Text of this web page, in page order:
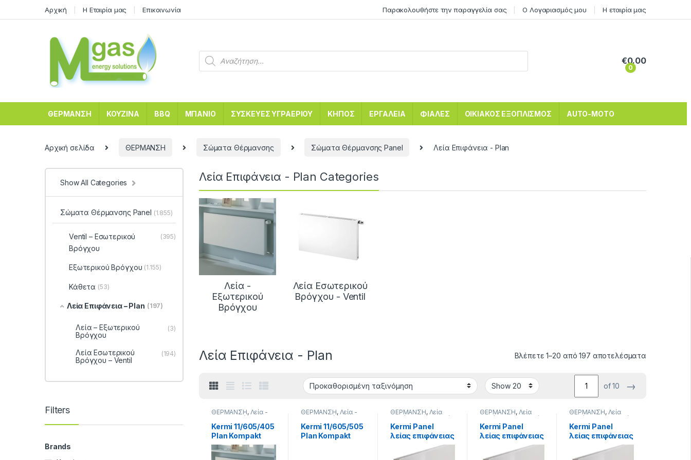
Αρχική Η Εταιρία μας Επικοινωνία Παρακολουθήστε την παραγγελία σας Ο Λογαριασμός μου Η εταιρία μας
0
€0.00
ΘΕΡΜΑΝΣΗ ΚΟΥΖΙΝΑ BBQ ΜΠΑΝΙΟ ΣΥΣΚΕΥΕΣ ΥΓΡΑΕΡΙΟΥ ΚΗΠΟΣ ΕΡΓΑΛΕΙΑ ΦΙΑΛΕΣ ΟΙΚΙΑΚΟΣ ΕΞΟΠΛΙΣΜΟΣ AUTO-MOTO
Αρχική σελίδα ΘΕΡΜΑΝΣΗ Σώματα Θέρμανσης Σώματα Θέρμανσης Panel Λεία Επιφάνεια - Plan
Λεία Επιφάνεια - Plan Categories
Λεία -
Εξωτερικού
Βρόγχου
Λεία Εσωτερικού
Βρόγχου - Ventil
Λεία Επιφάνεια - Plan Βλέπετε 1–20 από 197 αποτελέσματα
of 10 →
ΘΕΡΜΑΝΣΗ, Λεία -
Εξωτερικού
Βρόγχου,Λεία
Επιφάνεια - Plan,
Σώματα Θέρμανσης
Σώματα Θέρμανσης
Panel
Kermi 11/605/405
Plan Kompakt
Panel Λείο
Εξωτερικού
ΘΕΡΜΑΝΣΗ, Λεία -
Εξωτερικού
Βρόγχου,Λεία
Επιφάνεια - Plan,
Σώματα Θέρμανσης
Kermi 11/605/505
Plan Kompakt
ΘΕΡΜΑΝΣΗ, Λεία
Επιφάνεια - Plan
Λεία
Εσωτερικού Βρόγχου
- Ventil,Σώματα
Θέρμανσης,Σώματα
Θέρμανσης Panel
Kermi Panel
λείας επιφάνειας
33/305/1805 Plan
Ventil 2764kcal/h
ΘΕΡΜΑΝΣΗ, Λεία
Επιφάνεια - Plan
Λεία
Εσωτερικού Βρόγχου
- Ventil,Σώματα
Θέρμανσης,Σώματα
Θέρμανσης Panel
Kermi Panel
λείας επιφάνειας
33/305/2305 Plan
Ventil 3530kcal/h
ΘΕΡΜΑΝΣΗ, Λεία
Επιφάνεια - Plan
Λεία
Εσωτερικού Βρόγχου
- Ventil,Σώματα
Θέρμανσης,Σώματα
Θέρμανσης Panel
Kermi Panel
λείας επιφάνειας
33/305/3005
Plan Ventil
Show All Categories
Σώματα Θέρμανσης Panel (1.855)
Ventil – Εσωτερικού
Βρόγχου
(395)
Εξωτερικού Βρόγχου (1.155)
Κάθετα (53)
Λεία Επιφάνεια – Plan (197)
Λεία – Εξωτερικού
Βρόγχου
(3)
Λεία Εσωτερικού
Βρόγχου – Ventil
(194)
Filters
Brands